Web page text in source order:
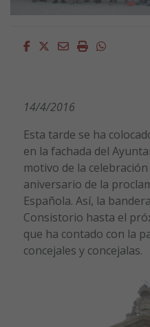
Facebook
Twitter
EmailImprimirWhatsapp
14/4/2016
Esta tarde se ha
en la fachada del
motivo de la
aniversario de la
Española. Así, la
Consistorio hasta el
que ha contado con la
concejales y concejalas.